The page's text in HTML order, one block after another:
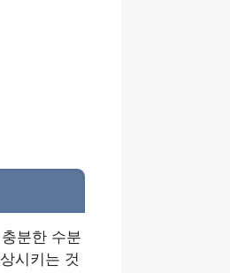
분한 수분
시키는 것